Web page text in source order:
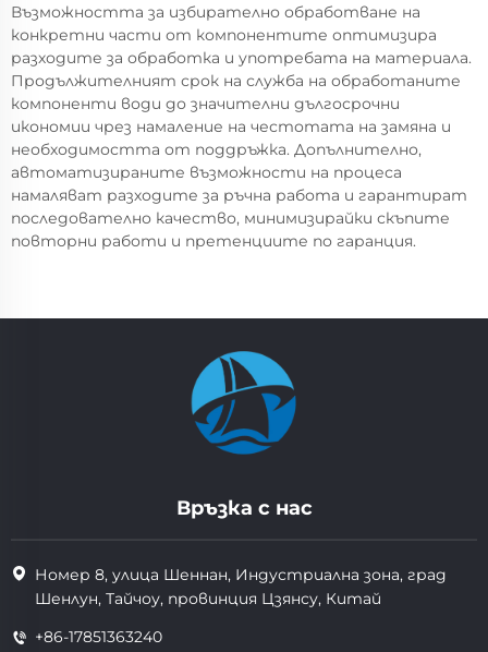
Възможността за избирателно обработване на
конкретни части от компонентите оптимизира
разходите за обработка и употребата на материала.
Продължителният срок на служба на обработаните
компоненти води до значителни дългосрочни
икономии чрез намаление на честотата на замяна и
необходимостта от поддръжка. Допълнително,
автоматизираните възможности на процеса
намаляват разходите за ръчна работа и гарантират
последователно качество, минимизирайки скъпите
повторни работи и претенциите по гаранция.
Връзка с нас
Номер 8, улица Шеннан, Индустриална зона, град
Шенлун, Тайчоу, провинция Цзянсу, Китай
+86-17851363240